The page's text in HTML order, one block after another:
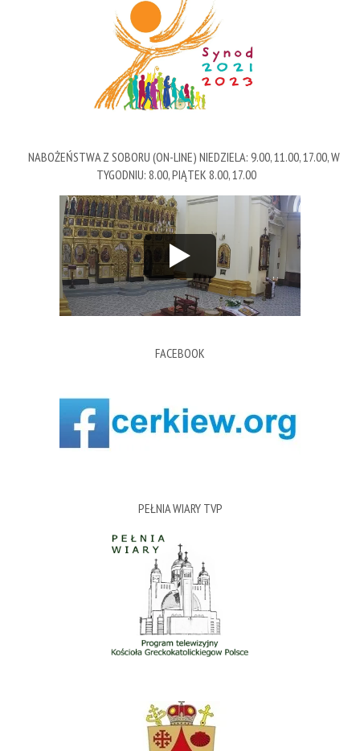
NABOŻEŃSTWA Z SOBORU (ON-LINE) NIEDZIELA: 9.00, 11.00, 17.00, W
TYGODNIU: 8.00, PIĄTEK 8.00, 17.00
FACEBOOK
PEŁNIA WIARY TVP